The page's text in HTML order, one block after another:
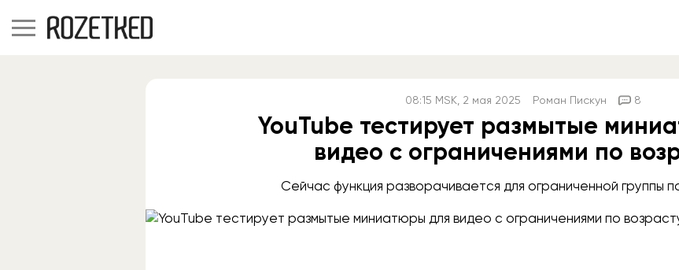
08:15 MSK , 2 мая 2025 Роман Пискун 8
YouTube тестирует размытые
видео с ограничениями по
Сейчас функция разворачивается для ограниченной группы